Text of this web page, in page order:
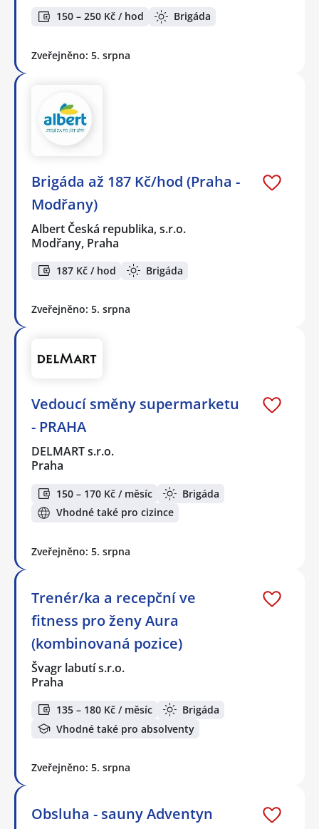
150 – 250 Kč / hod Brigáda
Zveřejněno: 5. srpna
Brigáda až 187 Kč/hod (Praha -
Modřany)
Albert Česká republika, s.r.o.
Modřany, Praha
187 Kč / hod Brigáda
Zveřejněno: 5. srpna
Vedoucí směny supermarketu
- PRAHA
DELMART s.r.o.
Praha
150 – 170 Kč / měsíc
Brigáda
Vhodné také pro cizince
Zveřejněno: 5. srpna
Trenér/ka a recepční ve
fitness pro ženy Aura
(kombinovaná pozice)
Švagr labutí s.r.o.
Praha
135 – 180 Kč / měsíc
Brigáda
Vhodné také pro absolventy
Zveřejněno: 5. srpna
Obsluha - sauny Adventyn